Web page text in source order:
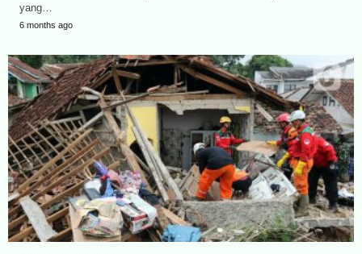
yang…
6 months ago